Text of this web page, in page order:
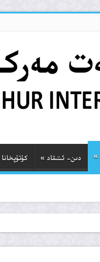
» دىن- ئىتىقاد » كۇتۇپخانا